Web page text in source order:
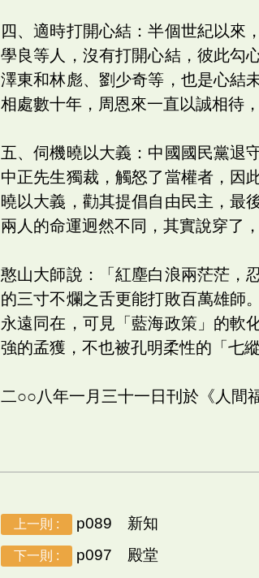
四、適時打開心結：半個世紀以來
學良等人，沒有打開心結，彼此勾
澤東和林彪、劉少奇等，也是心結
相處數十年，周恩來一直以誠相待
五、伺機曉以大義：中國國民黨退
中正先生獨裁，觸怒了當權者，因
曉以大義，勸其提倡自由民主，最
兩人的命運迥然不同，其實說穿了
憨山大師說：「紅塵白浪兩茫茫，
的三寸不爛之舌更能打敗百萬雄師
永遠同在，可見「藍海政策」的軟
強的孟獲，不也被孔明柔性的「七
二○○八年一月三十一日刊於《人間
上一則 : p089 新知
下一則 : p097 殿堂